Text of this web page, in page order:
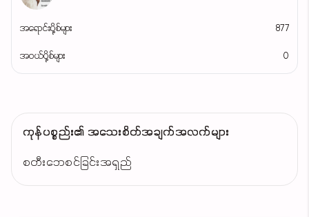
အရောင်းပို့စ်များ 877
အဝယ်ပို့စ်များ 0
ကုန်ပစ္စည်း၏ အသေးစိတ်အချက်အလက်များ
စတီးဘေစင်ခြင်းအရှည်